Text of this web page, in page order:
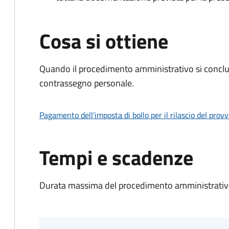
Cosa si ottiene
Quando il procedimento amministrativo si
contrassegno personale.
Pagamento dell'imposta di bollo per il rilascio del
Tempi e scadenze
Durata massima del procedimento